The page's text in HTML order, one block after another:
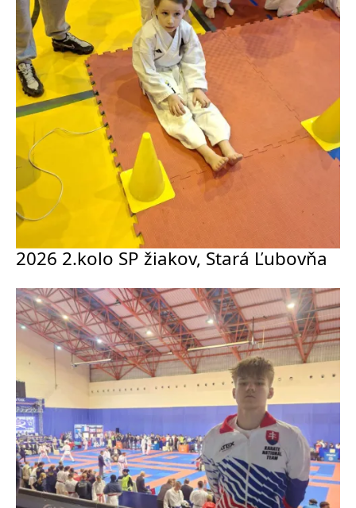
2026 2.kolo SP žiakov, Stará Ľubovňa